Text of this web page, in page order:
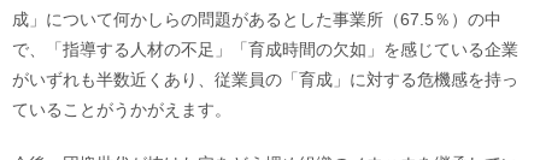
成」について何かしらの問題があるとした事業所（67.5％）の中
で、「指導する人材の不足」「育成時間の欠如」を感じている企業
がいずれも半数近くあり、従業員の「育成」に対する危機感を持っ
ていることがうかがえます。